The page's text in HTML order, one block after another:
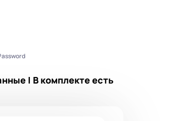
| В комплекте есть